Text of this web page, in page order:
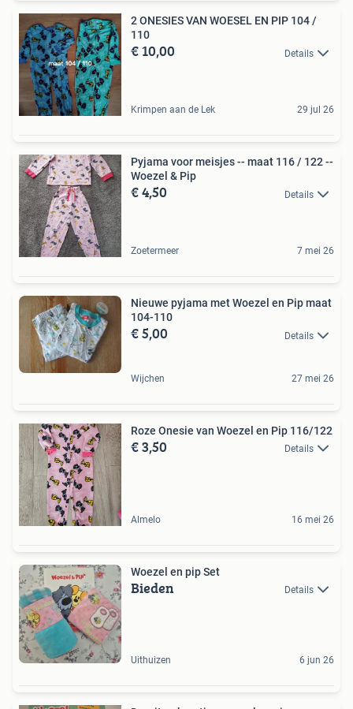
2 ONESIES VAN WOESEL EN PIP 104 /
110
€ 10,00 Details
Krimpen aan de Lek 29 jul 26
Pyjama voor meisjes -- maat 116 / 122 --
Woezel & Pip
€ 4,50 Details
Zoetermeer 7 mei 26
Nieuwe pyjama met Woezel en Pip maat
104-110
€ 5,00 Details
Wijchen 27 mei 26
Roze Onesie van Woezel en Pip 116/122
€ 3,50 Details
Almelo 16 mei 26
Woezel en pip Set
Bieden Details
Uithuizen 6 jun 26